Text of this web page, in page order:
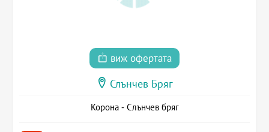
виж офертата
Слънчев Бряг
Корона - Слънчев бряг